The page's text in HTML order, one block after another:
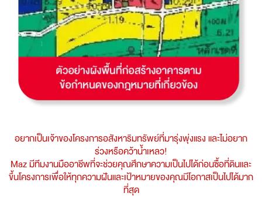
อยากเป็นเจ้าของโครงการอสังหาริมทรัพย์ที่มารุ่งพุ่งแรง และไม่อยาก
ร่วงหรือคว้าน้ำเหลว!
Maz มีทีมงานมืออาชีพที่จะช่วยคุณศึกษาความเป็นไปได้ก่อนซื้อที่ดินและ
ขึ้นโครงการเพื่อให้ทุกความฝันและเป้าหมายของคุณมีโอกาสเป็นไปได้มาก
ที่สุด